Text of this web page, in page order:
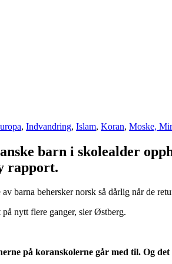
, Indvandring, Islam, Koran, Moske,
barn i skolealder
rapport.
barna behersker norsk så dårlig når de
nytt flere ganger, sier Østberg.
på koranskolerne går med til. Og